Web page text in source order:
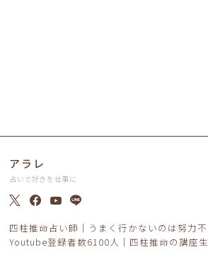
アラレ
占いで好きを仕事に
四柱推命占い師｜うまく行かないのは努力
Youtube登録者数6100人｜四柱推命の講座